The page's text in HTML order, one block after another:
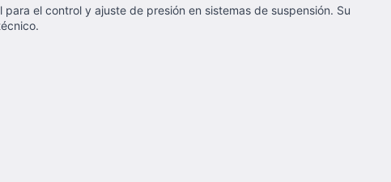
para el control y ajuste de presión en sistemas de suspensión. Su